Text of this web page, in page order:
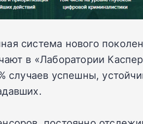
система нового
в «Лаборатории
случаев успешны,